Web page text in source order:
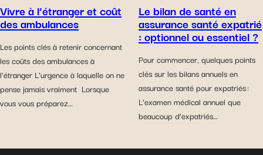
Vivre à l’étranger et coût
des ambulances
Les points clés à retenir concernant
les coûts des ambulances à
l’étranger L’urgence à laquelle on ne
pense jamais vraiment Lorsque
vous vous préparez…
Le bilan de santé en
assurance santé expatrié
: optionnel ou essentiel ?
Pour commencer, quelques points
clés sur les bilans annuels en
assurance santé pour expatriés :
L’examen médical annuel que
beaucoup d’expatriés…